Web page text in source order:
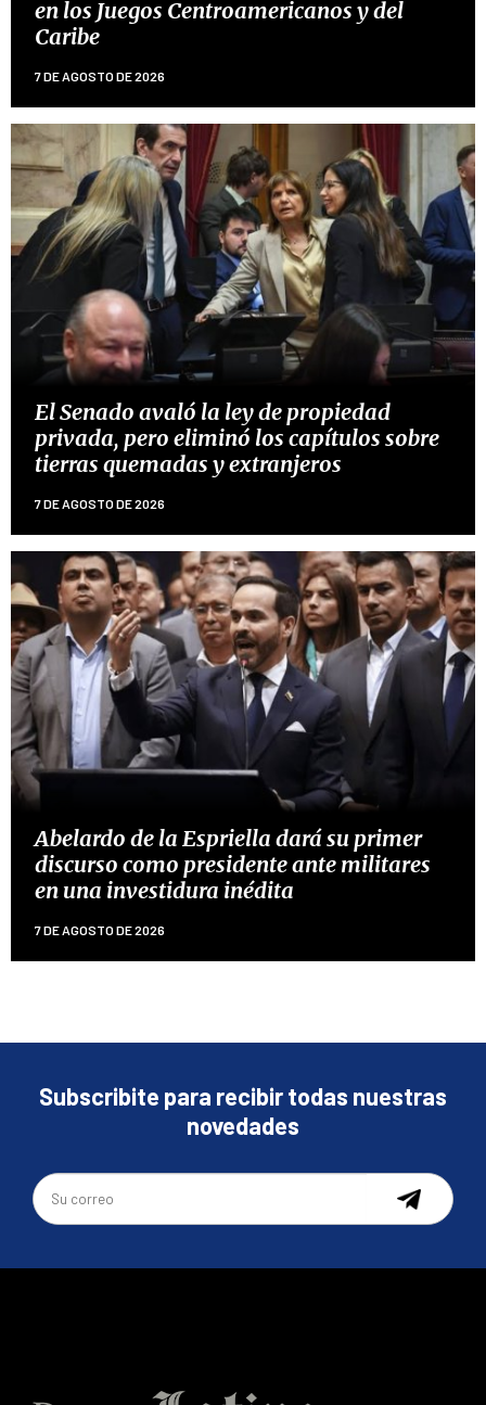
en los Juegos Centroamericanos y del
Caribe
7 DE AGOSTO DE 2026
El Senado avaló la ley de propiedad
privada, pero eliminó los capítulos sobre
tierras quemadas y extranjeros
7 DE AGOSTO DE 2026
Abelardo de la Espriella dará su primer
discurso como presidente ante militares
en una investidura inédita
7 DE AGOSTO DE 2026
Subscribite para recibir todas nuestras
novedades